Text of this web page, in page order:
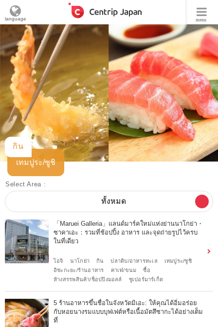
menu
language
กิน
เทมปูระ/ซูชิ
Select Area :
ทั้งหมด
「Maruei Galleria」แลนด์มาร์คใหม่แห่งย่านนาโกย่า・
ซาคาเอะ：รวมที่ช้อปปิ้ง อาหาร และจุดถ่ายรูปไว้ครบ
ในที่เดียว
ไอจิ นาโกย่า กิน ปลาดิบ/อาหารทะเล
เทมปูระ/ซูชิ
อิซะกะยะ/ร้านอาหาร
คาเฟ่/ขนม
ซื้อ
ห้างสรรพสินค้า/ช็อปปิงมอลล์
ซูเปอร์มาร์เก็ต
5 ร้านอาหารขึ้นชื่อในจังหวัดมิเอะ: ให้คุณได้อิ่มอร่อย
กับหอยนางรมแบบบุฟเฟต์หรือเนื้อมัตสึซากะได้อย่างเต็ม
ที่